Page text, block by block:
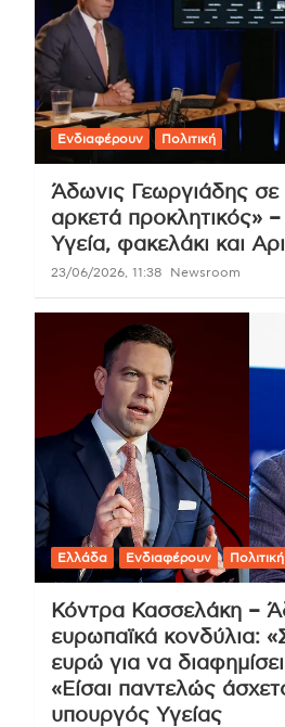
Ενδιαφέρουν Πολιτική
Άδωνις Γεωργιάδης σε
αρκετά προκλητικός»
Υγεία, φακελάκι και
23/06/2026, 11:38 Newsroom
Ελλάδα Ενδιαφέρουν Πολιτική
Κόντρα Κασσελάκη –
ευρωπαϊκά κονδύλια:
ευρώ για να
«Είσαι παντελώς
υπουργός Υγείας